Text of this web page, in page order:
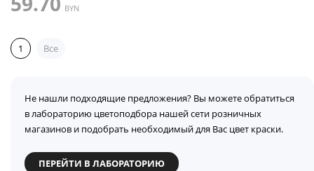
BYN
1 Все
Не нашли подходящие предложения? Вы можете обратиться
в лабораторию цветоподбора нашей сети розничных
магазинов и подобрать необходимый для Вас цвет краски.
ПЕРЕЙТИ В ЛАБОРАТОРИЮ